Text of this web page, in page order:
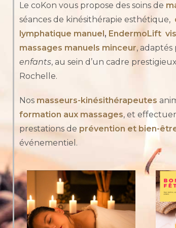
Le coKon vous propose des soins de
séances de kinésithérapie esthétique,
lymphatique manuel, EndermoLift
massages manuels minceur, adaptés
enfants, au sein d’un cadre
Rochelle.
Nos masseurs-kinésithérapeutes
formation aux massages, et
prestations de prévention et bien-
événementiel.